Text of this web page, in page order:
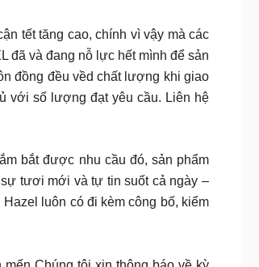
tết tăng cao, chính vì vậy mà các
đã và đang nỗ lực hết mình để sản
đồng đều vềd chất lượng khi giao
với số lượng đạt yêu cầu. Liên hệ
bắt được nhu cầu đó, sản phẩm
tươi mới và tự tin suốt cả ngày –
luôn có đi kèm công bố, kiểm